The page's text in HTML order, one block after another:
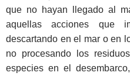
que no hayan llegado al
aquellas acciones que
descartando en el mar o en
no procesando los
especies en el